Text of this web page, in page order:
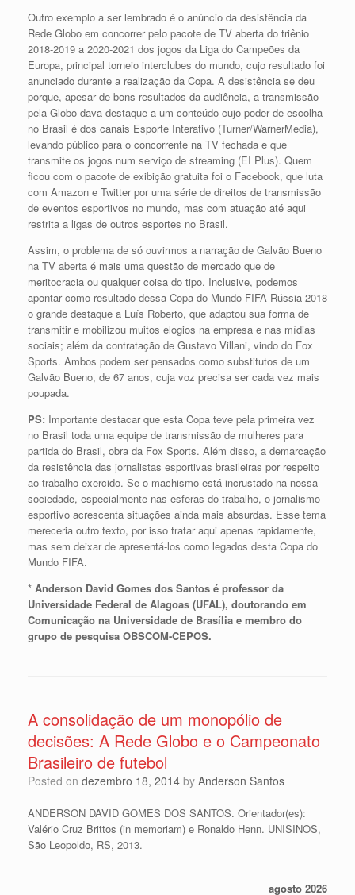
Outro exemplo a ser lembrado é o anúncio da desistência da
Rede Globo em concorrer pelo pacote de TV aberta do triênio
2018-2019 a 2020-2021 dos jogos da Liga do Campeões da
Europa, principal torneio interclubes do mundo, cujo resultado foi
anunciado durante a realização da Copa. A desistência se deu
porque, apesar de bons resultados da audiência, a transmissão
pela Globo dava destaque a um conteúdo cujo poder de escolha
no Brasil é dos canais Esporte Interativo (Turner/WarnerMedia),
levando público para o concorrente na TV fechada e que
transmite os jogos num serviço de streaming (EI Plus). Quem
ficou com o pacote de exibição gratuita foi o Facebook, que luta
com Amazon e Twitter por uma série de direitos de transmissão
de eventos esportivos no mundo, mas com atuação até aqui
restrita a ligas de outros esportes no Brasil.
Assim, o problema de só ouvirmos a narração de Galvão Bueno
na TV aberta é mais uma questão de mercado que de
meritocracia ou qualquer coisa do tipo. Inclusive, podemos
apontar como resultado dessa Copa do Mundo FIFA Rússia 2018
o grande destaque a Luís Roberto, que adaptou sua forma de
transmitir e mobilizou muitos elogios na empresa e nas mídias
sociais; além da contratação de Gustavo Villani, vindo do Fox
Sports. Ambos podem ser pensados como substitutos de um
Galvão Bueno, de 67 anos, cuja voz precisa ser cada vez mais
poupada.
PS: Importante destacar que esta Copa teve pela primeira vez
no Brasil toda uma equipe de transmissão de mulheres para
partida do Brasil, obra da Fox Sports. Além disso, a demarcação
da resistência das jornalistas esportivas brasileiras por respeito
ao trabalho exercido. Se o machismo está incrustado na nossa
sociedade, especialmente nas esferas do trabalho, o jornalismo
esportivo acrescenta situações ainda mais absurdas. Esse tema
mereceria outro texto, por isso tratar aqui apenas rapidamente,
mas sem deixar de apresentá-los como legados desta Copa do
Mundo FIFA.
* Anderson David Gomes dos Santos é professor da
Universidade Federal de Alagoas (UFAL), doutorando em
Comunicação na Universidade de Brasília e membro do
grupo de pesquisa OBSCOM-CEPOS.
A consolidação de um monopólio de
decisões: A Rede Globo e o Campeonato
Brasileiro de futebol
Posted on dezembro 18, 2014 by Anderson Santos
ANDERSON DAVID GOMES DOS SANTOS. Orientador(es):
Valério Cruz Brittos (in memoriam) e Ronaldo Henn. UNISINOS,
São Leopoldo, RS, 2013.
agosto 2026